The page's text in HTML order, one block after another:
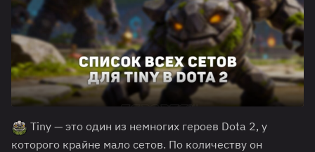
Tiny — это один из немногих героев Dota 2, у
которого крайне мало сетов. По количеству он